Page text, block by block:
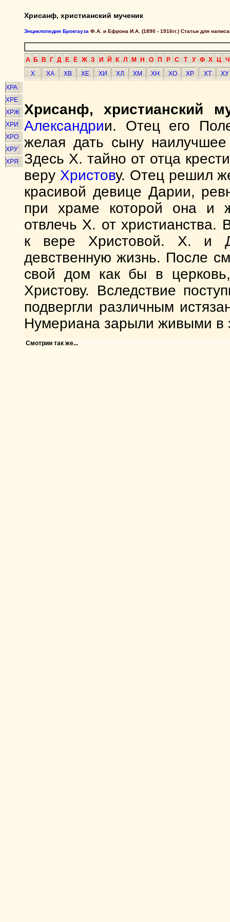
Хрисанф, христианский мученик
Энциклопедия Брокгауза Ф.А. и Ефрона И.А. (1890 - 1916гг.) Статьи для
А Б В Г Д Е Ё Ж З И Й К Л М Н О П Р С Т У Ф Х Ц Ч
Х
ХА ХВ ХЕ ХИ ХЛ ХМ ХН ХО ХР ХТ
ХУ
ХРА
ХРЕ
ХРЖ
ХРИ
ХРО
ХРУ
ХРЯ
Хрисанф, христианский
Александрии. Отец его
желая дать сыну
Здесь X. тайно от отца
веру Христову. Отец решил
красивой девице Дарии,
при храме которой она и
отвлечь X. от
к вере Христовой. X. и
девственную жизнь. После
свой дом как бы в
Христову. Вследствие
подвергли различным
Нумериана зарыли живыми в
Смотрии так же...